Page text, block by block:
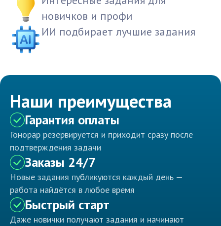
новичков и профи
ИИ подбирает лучшие задания
Наши преимущества
Гарантия оплаты
Гонорар резервируется и приходит сразу после
подтверждения задачи
Заказы 24/7
Новые задания публикуются каждый день —
работа найдётся в любое время
Быстрый старт
Даже новички получают задания и начинают